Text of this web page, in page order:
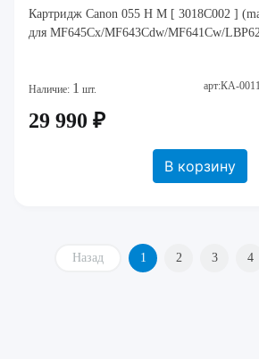
Картридж Canon 055 H M [ 3018C002 ]
для MF645Cx/MF643Cdw/MF641Cw/
Наличие: 1 шт. арт:КА-
29 990 ₽
В корзину
Назад 1 2 3 4